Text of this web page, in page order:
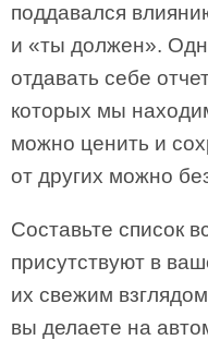
поддавался
и «ты должен».
отдавать себе
которых мы
можно ценить и
от других можно
Составьте список
присутствуют в
их свежим
вы делаете на